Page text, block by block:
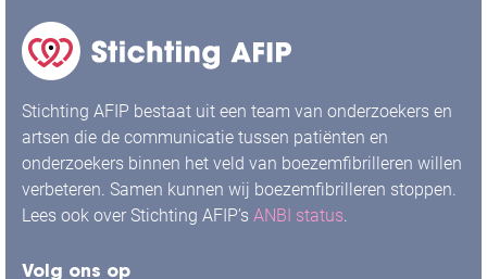
Stichting AFIP bestaat uit een team van onderzoekers en
artsen die de communicatie tussen patiënten en
onderzoekers binnen het veld van boezemfibrilleren willen
verbeteren. Samen kunnen wij boezemfibrilleren stoppen.
Lees ook over Stichting AFIP’s ANBI status.
Volg ons op